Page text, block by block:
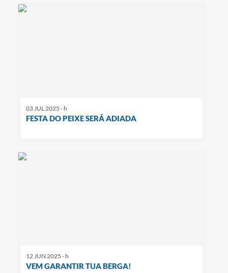
03 JUL 2025 - h
FESTA DO PEIXE SERÁ ADIADA
12 JUN 2025 - h
VEM GARANTIR TUA BERGA!